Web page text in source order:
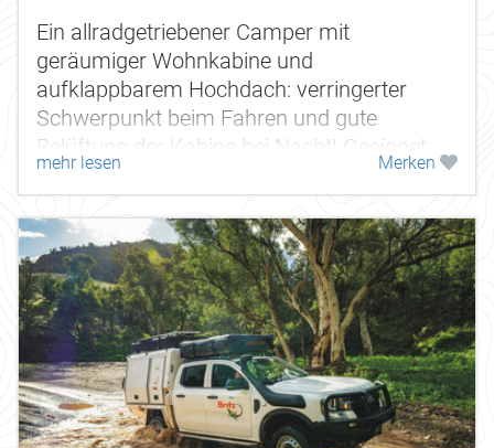
Ein allradgetriebener Camper mit
geräumiger Wohnkabine und
aufklappbarem Hochdach: verringerter
Schwerpunkt beim Fahren und gute
Belüftung der Kabine bei Nacht! Geeignet
für max. 2 Erwachsene.
mehr lesen Merken